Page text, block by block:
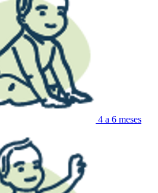
4 a 6 meses